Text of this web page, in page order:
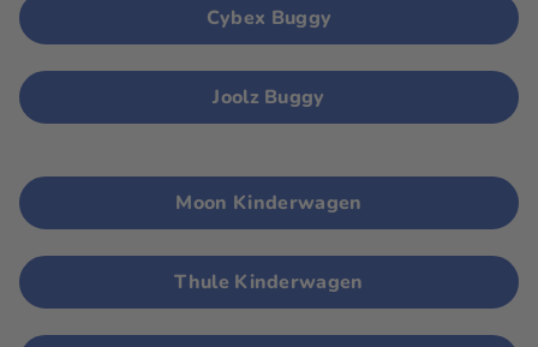
Cybex Buggy
Joolz Buggy
Moon Kinderwagen
Thule Kinderwagen